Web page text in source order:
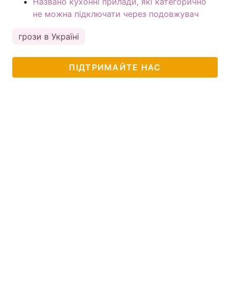
не можна підключати через подовжувач
грози в Україні
ПІДТРИМАЙТЕ НАС